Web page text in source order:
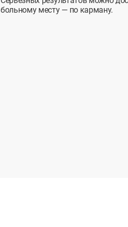
больному месту — по карману.